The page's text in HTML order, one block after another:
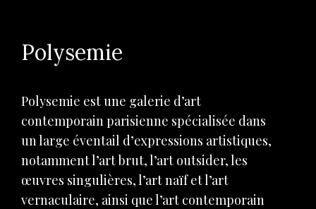
Polysemie
Polysemie est une galerie d’art
contemporain parisienne spécialisée dans
un large éventail d’expressions artistiques,
notamment l’art brut, l’art outsider, les
œuvres singulières, l’art naïf et l’art
vernaculaire, ainsi que l’art contemporain